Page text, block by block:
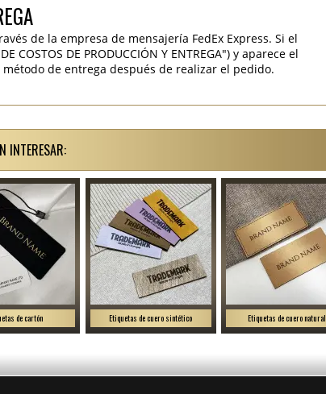
de la empresa de mensajería FedEx Express. Si el
DE PRODUCCIÓN Y ENTREGA") y aparece el
de entrega después de realizar el pedido.
INTERESAR:
de cartón Etiquetas de cuero sintético Etiquetas de cuero natural